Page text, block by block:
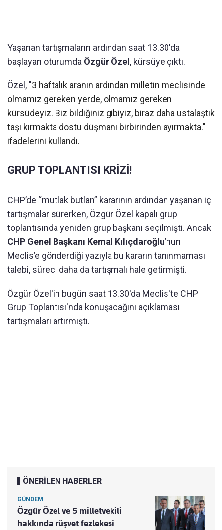
Yaşanan tartışmaların ardından saat 13.30'da
başlayan oturumda Özgür Özel , kürsüye çıktı.
Özel, "3 haftalık aranın ardından milletin meclisinde
olmamız gereken yerde, olmamız gereken
kürsüdeyiz. Biz bildiğiniz gibiyiz, biraz daha ustalaştık
taşı kırmakta dostu düşmanı birbirinden ayırmakta."
ifadelerini kullandı.
GRUP TOPLANTISI KRİZİ!
CHP’de “mutlak butlan” kararının ardından yaşanan iç
tartışmalar sürerken, Özgür Özel kapalı grup
toplantısında yeniden grup başkanı seçilmişti. Ancak
CHP Genel Başkanı Kemal Kılıçdaroğlu’nun
Meclis’e gönderdiği yazıyla bu kararın tanınmaması
talebi, süreci daha da tartışmalı hale getirmişti.
Özgür Özel'in bugün saat 13.30'da Meclis'te CHP
Grup Toplantısı'nda konuşacağını açıklaması
tartışmaları artırmıştı.
ÖNERİLEN HABERLER
GÜNDEM
Özgür Özel ve 5 milletvekili
hakkında rüşvet fezlekesi